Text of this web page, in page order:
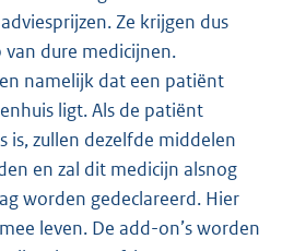
Ze krijgen dus
dure medicijnen.
namelijk dat een patiënt
ligt. Als de patiënt
is, zullen dezelfde middelen
en zal dit medicijn alsnog
worden gedeclareerd. Hier
leven. De add-on’s worden